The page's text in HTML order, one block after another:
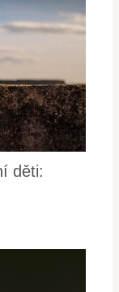
děti: